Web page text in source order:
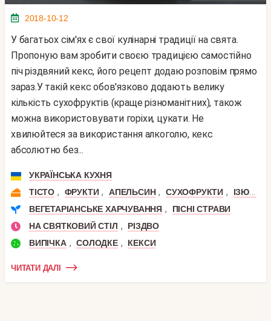
2018-10-12
У багатьох сім'ях є свої кулінарні традиції на свята.
Пропоную вам зробити своєю традицією самостійно
піч різдвяний кекс, його рецепт додаю розповім прямо
зараз.У такій кекс обов'язково додають велику
кількість сухофруктів (краще різноманітних), також
можна використовувати горіхи, цукати. Не
хвилюйтеся за використання алкоголю, кекс
абсолютно без...
УКРАЇНСЬКА КУХНЯ
ТІСТО , ФРУКТИ , АПЕЛЬСИН , СУХОФРУКТИ , ІЗЮМ
ВЕГЕТАРІАНСЬКЕ ХАРЧУВАННЯ ,
ПІСНІ СТРАВИ
НА СВЯТКОВИЙ СТІЛ ,
РІЗДВО
ВИПІЧКА , СОЛОДКЕ , КЕКСИ
ЧИТАТИ ДАЛІ